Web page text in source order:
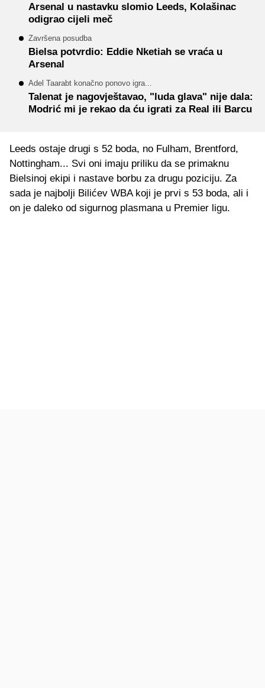
Arsenal u nastavku slomio Leeds, Kolašinac
odigrao cijeli meč
Završena posudba
Bielsa potvrdio: Eddie Nketiah se vraća u
Arsenal
Adel Taarabt konačno ponovo igra...
Talenat je nagovještavao, "luda glava" nije dala:
Modrić mi je rekao da ću igrati za Real ili Barcu
Leeds ostaje drugi s 52 boda, no Fulham, Brentford,
Nottingham... Svi oni imaju priliku da se primaknu
Bielsinoj ekipi i nastave borbu za drugu poziciju. Za
sada je najbolji Bilićev WBA koji je prvi s 53 boda, ali i
on je daleko od sigurnog plasmana u Premier ligu.